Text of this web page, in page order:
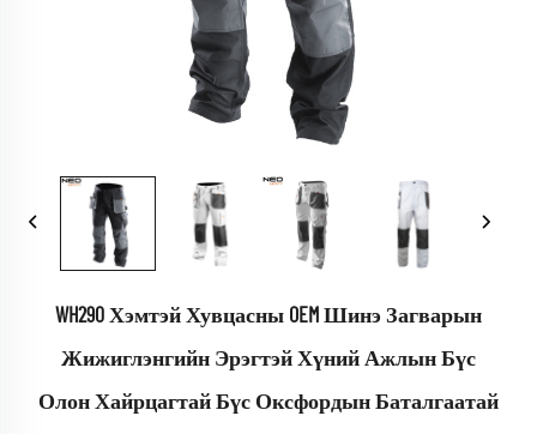
WH290 Хэмтэй Хувцасны OEM Шинэ Загварын
Жижиглэнгийн Эрэгтэй Хүний Ажлын Бүс
Олон Хайрцагтай Бүс Оксфордын Баталгаатай